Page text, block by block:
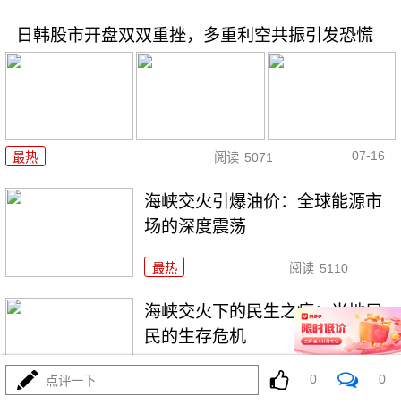
日韩股市开盘双双重挫，多重利空共振引发恐慌
最热 阅读 5071 07-16
海峡交火引爆油价：全球能源市
场的深度震荡
最热 阅读 5110
海峡交火下的民生之痛：当地居
民的生存危机
阅读 4196
点评一下 0 0